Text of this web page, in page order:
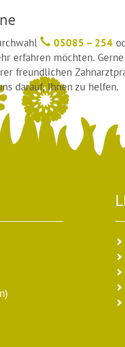
05085 – 254
erfahren möchten.
freundlichen
darauf, Ihnen zu helfen.